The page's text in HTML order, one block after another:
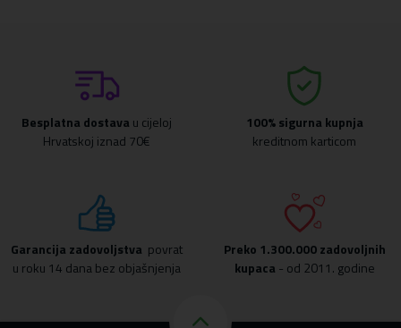
Besplatna dostava u cijeloj
Hrvatskoj iznad 70€
100% sigurna kupnja
kreditnom karticom
Garancija zadovoljstva povrat
u roku 14 dana bez objašnjenja
Preko 1.300.000 zadovoljnih
kupaca - od 2011. godine